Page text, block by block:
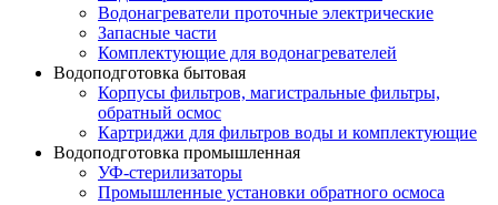
Водонагреватели проточные электрические
Запасные части
Комплектующие для водонагревателей
Водоподготовка бытовая
Корпусы фильтров, магистральные фильтры,
обратный осмос
Картриджи для фильтров воды и комплектующие
Водоподготовка промышленная
УФ-стерилизаторы
Промышленные установки обратного осмоса